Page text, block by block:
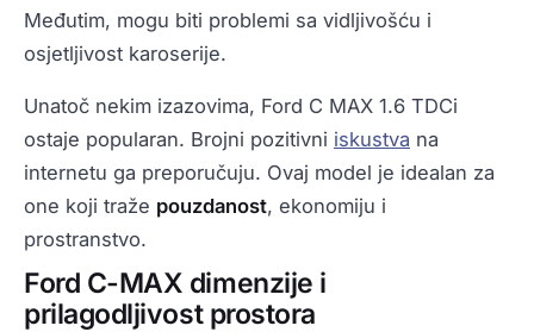
Međutim, mogu biti problemi sa vidljivošću i
osjetljivost karoserije.
Unatoč nekim izazovima, Ford C MAX 1.6 TDCi
ostaje popularan. Brojni pozitivni iskustva na
internetu ga preporučuju. Ovaj model je idealan za
one koji traže pouzdanost, ekonomiju i
prostranstvo.
Ford C-MAX dimenzije i
prilagodljivost prostora